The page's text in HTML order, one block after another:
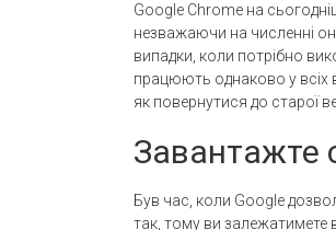
Google Chrome на
незважаючи на численні
випадки, коли потрібно
працюють однаково у всіх
як повернутися до старої
Завантажте
Був час, коли Google
так, тому ви залежатимете